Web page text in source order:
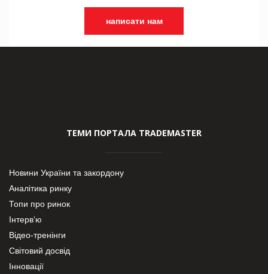
написати нам
ТЕМИ ПОРТАЛА TRADEMASTER
Новини України та закордону
Аналітика ринку
Топи про ринок
Інтерв’ю
Відео-тренінги
Світовий досвід
Інновації